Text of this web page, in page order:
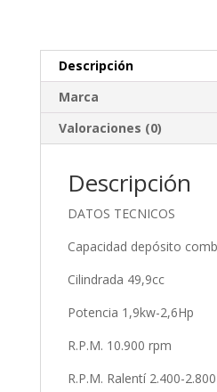
Descripción
Marca
Valoraciones (0)
Descripción
DATOS TECNICOS
Capacidad depósito
Cilindrada 49,9cc
Potencia 1,9kw-2,6Hp
R.P.M. 10.900 rpm
R.P.M. Ralentí 2.400-